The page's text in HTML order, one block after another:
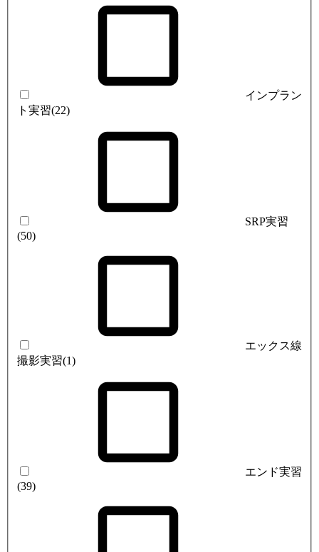
インプラン
ト実習(22)
SRP実習
(50)
エックス線
撮影実習(1)
エンド実習
(39)